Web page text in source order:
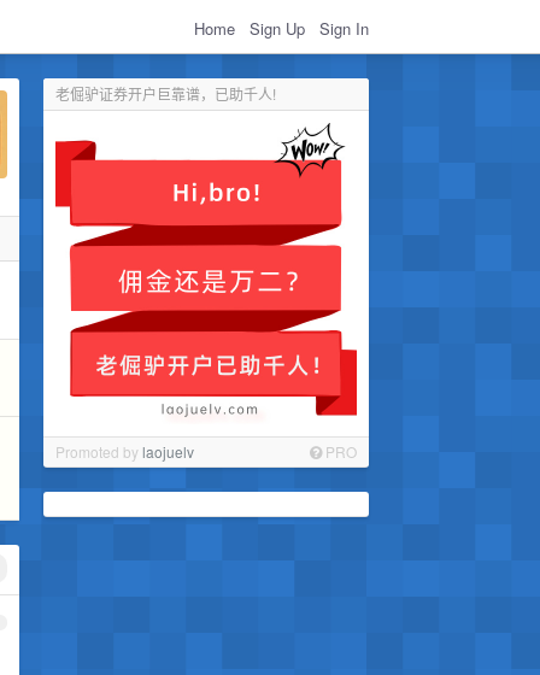
Home Sign Up Sign In
老倔驴证券开户巨靠谱，已助千人!
Promoted bylaojuelv PRO